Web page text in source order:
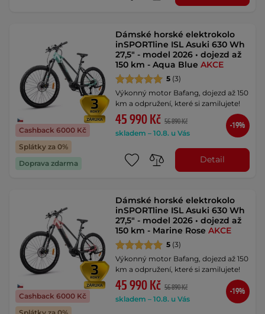
Cashback 6000 Kč
Splátky za 0%
Doprava zdarma
Dámské horské elektrokolo
inSPORTline ISL Asuki 630 Wh
27,5" - model 2026 • dojezd až
150 km - Aqua BlueAKCE
5 (3)
Výkonný motor Bafang, dojezd až 150
km a odpružení, které si zamilujete!
45 990 Kč 56 890 Kč
skladem – 10.8. u Vás
-19%
Detail
Cashback 6000 Kč
Dámské horské elektrokolo
inSPORTline ISL Asuki 630 Wh
27,5" - model 2026 • dojezd až
150 km - Marine RoseAKCE
5 (3)
Výkonný motor Bafang, dojezd až 150
km a odpružení, které si zamilujete!
45 990 Kč 56 890 Kč
skladem – 10.8. u Vás
-19%